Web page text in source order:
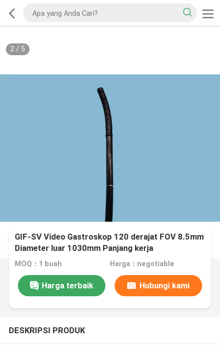
2/ 5
GIF-SV Video Gastroskop 120 derajat FOV 8.5mm
Diameter luar 1030mm Panjang kerja
MOQ：1 buah Harga：negotiable
Harga terbaik Hubungi kami
DESKRIPSI PRODUK